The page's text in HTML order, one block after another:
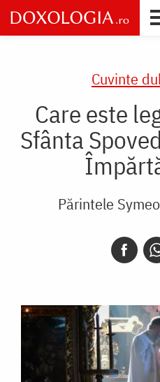
Skip
to
main
Cuvinte
Care este
Sfânta
Părintele